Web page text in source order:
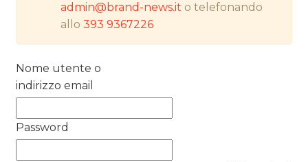
DATI
PREVISIONI/SCENARI
admin@brand-news.it o telefonando
allo393 9367226
Nome utente o
indirizzo email
Password